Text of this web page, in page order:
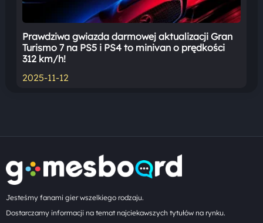
Prawdziwa gwiazda darmowej aktualizacji Gran
Turismo 7 na PS5 i PS4 to minivan o prędkości
312 km/h!
2025-11-12
Jesteśmy fanami gier wszelkiego rodzaju.
Dostarczamy informacji na temat najciekawszych tytułów na rynku.